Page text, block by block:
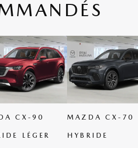
CX-70 MAZDA CX-70
HYBRIDE